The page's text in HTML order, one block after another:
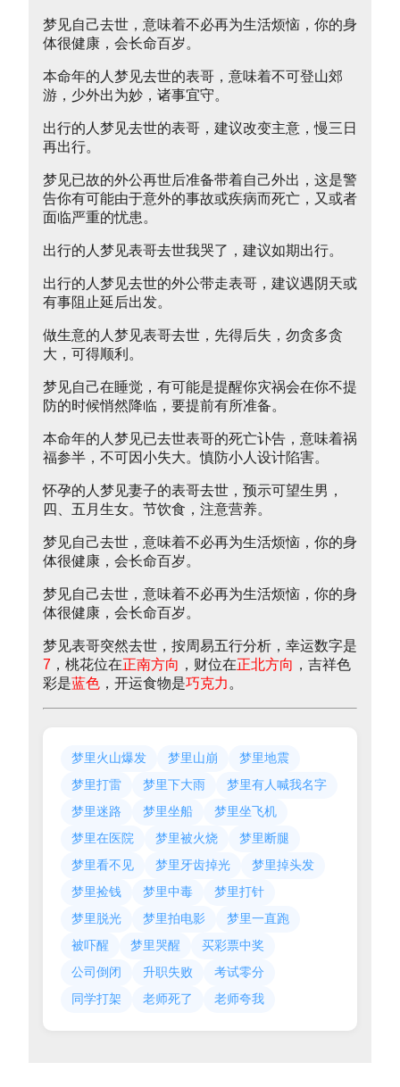
梦见自己去世，意味着不必再为生活烦恼，你的身
体很健康，会长命百岁。
本命年的人梦见去世的表哥，意味着不可登山郊
游，少外出为妙，诸事宜守。
出行的人梦见去世的表哥，建议改变主意，慢三日
再出行。
梦见已故的外公再世后准备带着自己外出，这是警
告你有可能由于意外的事故或疾病而死亡，又或者
面临严重的忧患。
出行的人梦见表哥去世我哭了，建议如期出行。
出行的人梦见去世的外公带走表哥，建议遇阴天或
有事阻止延后出发。
做生意的人梦见表哥去世，先得后失，勿贪多贪
大，可得顺利。
梦见自己在睡觉，有可能是提醒你灾祸会在你不提
防的时候悄然降临，要提前有所准备。
本命年的人梦见已去世表哥的死亡讣告，意味着祸
福参半，不可因小失大。慎防小人设计陷害。
怀孕的人梦见妻子的表哥去世，预示可望生男，
四、五月生女。节饮食，注意营养。
梦见自己去世，意味着不必再为生活烦恼，你的身
体很健康，会长命百岁。
梦见自己去世，意味着不必再为生活烦恼，你的身
体很健康，会长命百岁。
梦见表哥突然去世，按周易五行分析，幸运数字是
7 ，桃花位在正南方向 ，财位在正北方向 ，吉祥色
彩是蓝色 ，开运食物是巧克力 。
梦里火山爆发 梦里山崩
梦里地震
梦里打雷
梦里下大雨
梦里有人喊我名字
梦里迷路
梦里坐船
梦里坐飞机
梦里在医院
梦里被火烧
梦里断腿
梦里看不见
梦里牙齿掉光
梦里掉头发
梦里捡钱
梦里中毒
梦里打针
梦里脱光
梦里拍电影
梦里一直跑
被吓醒
梦里哭醒
买彩票中奖
公司倒闭
升职失败
考试零分
同学打架
老师死了 老师夸我